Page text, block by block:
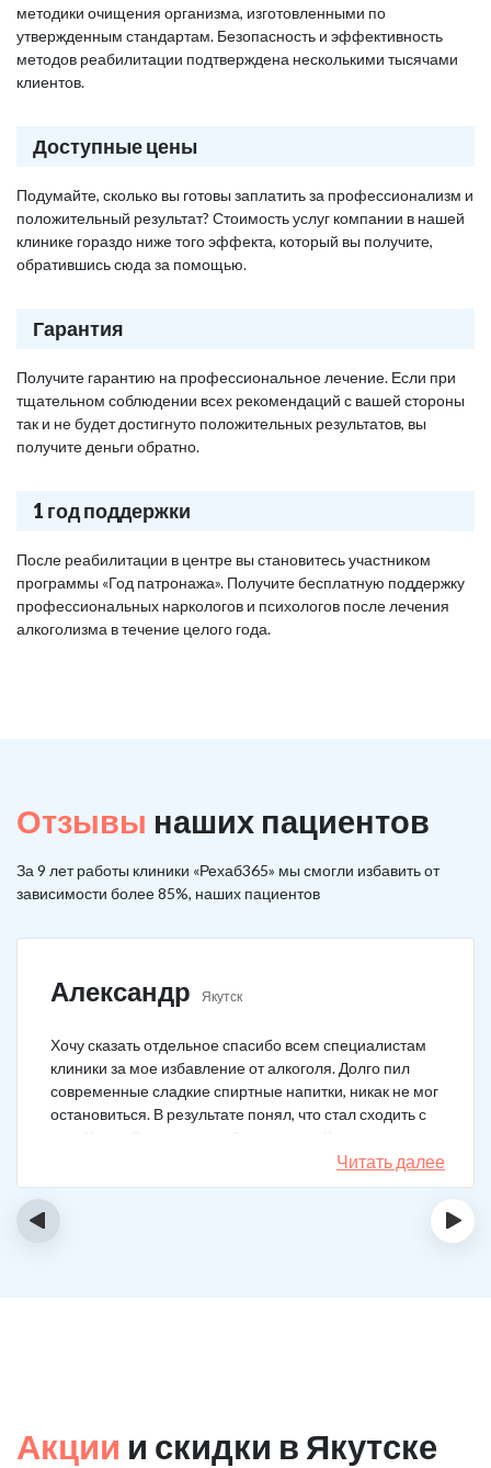
методики очищения организма, изготовленными по
утвержденным стандартам. Безопасность и эффективность
методов реабилитации подтверждена несколькими тысячами
клиентов.
Доступные цены
Подумайте, сколько вы готовы заплатить за профессионализм и
положительный результат? Стоимость услуг компании в нашей
клинике гораздо ниже того эффекта, который вы получите,
обратившись сюда за помощью.
Гарантия
Получите гарантию на профессиональное лечение. Если при
тщательном соблюдении всех рекомендаций с вашей стороны
так и не будет достигнуто положительных результатов, вы
получите деньги обратно.
1 год поддержки
После реабилитации в центре вы становитесь участником
программы «Год патронажа». Получите бесплатную поддержку
профессиональных наркологов и психологов после лечения
алкоголизма в течение целого года.
Отзывы наших пациентов
За 9 лет работы клиники «Рехаб365» мы смогли избавить от
зависимости более 85%, наших пациентов
Александр Якутск
Хочу сказать отдельное спасибо всем специалистам
клиники за мое избавление от алкоголя. Долго пил
современные сладкие спиртные напитки, никак не мог
остановиться. В результате понял, что стал сходить с
ума. Каждый день не мог без выпивки. Когда осознал,
понял, что надо что-то в своей жизни менять. Нашел
телефон клиники в интернете, сразу приехал и
Читать далее
‹ ›
Акции и скидки в Якутске